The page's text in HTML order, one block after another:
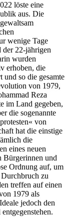
löste eine
aus. Die
wenige Tage
der 22-jährigen
wurden
erhoben, die
so die gesamte
von 1979,
Reza
im Land gegeben,
die sogenannte
von
hat die einstige
die
eines neuen
Bürgerinnen und
Ordnung auf, um
zu
treffen auf einen
1979 als
jedoch den